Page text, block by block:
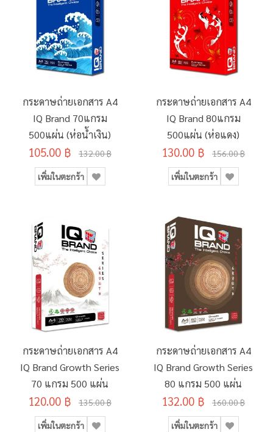
กระดาษถ่ายเอกสาร A4
IQ Brand 70แกรม
500แผ่น (ห่อน้ำเงิน)
105.00 ฿ 132.00 ฿
เพิ่มในตะกร้า
กระดาษถ่ายเอกสาร A4
IQ Brand 80แกรม
500แผ่น (ห่อแดง)
130.00 ฿ 156.00 ฿
เพิ่มในตะกร้า
กระดาษถ่ายเอกสาร A4
IQ Brand Growth Series
70 แกรม 500 แผ่น
120.00 ฿ 135.00 ฿
เพิ่มในตะกร้า
กระดาษถ่ายเอกสาร A4
IQ Brand Growth Series
80 แกรม 500 แผ่น
132.00 ฿ 160.00 ฿
เพิ่มในตะกร้า